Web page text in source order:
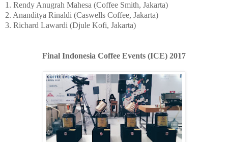
1. Rendy Anugrah Mahesa (Coffee Smith, Jakarta)
2. Ananditya Rinaldi (Caswells Coffee, Jakarta)
3. Richard Lawardi (Djule Kofi, Jakarta)
Final Indonesia Coffee Events (ICE) 2017